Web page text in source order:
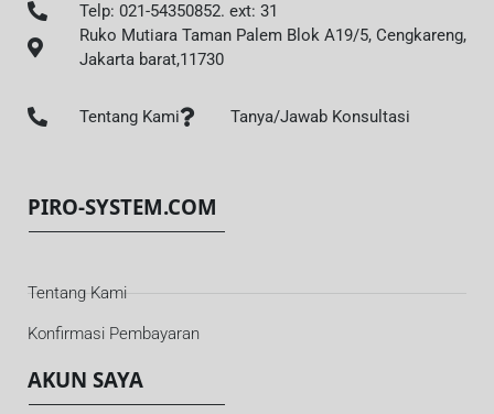
Telp: 021-54350852. ext: 31
Ruko Mutiara Taman Palem Blok A19/5, Cengkareng,
Jakarta barat,11730
Tentang Kami Tanya/Jawab Konsultasi
PIRO-SYSTEM.COM
Tentang Kami
Konfirmasi Pembayaran
AKUN SAYA